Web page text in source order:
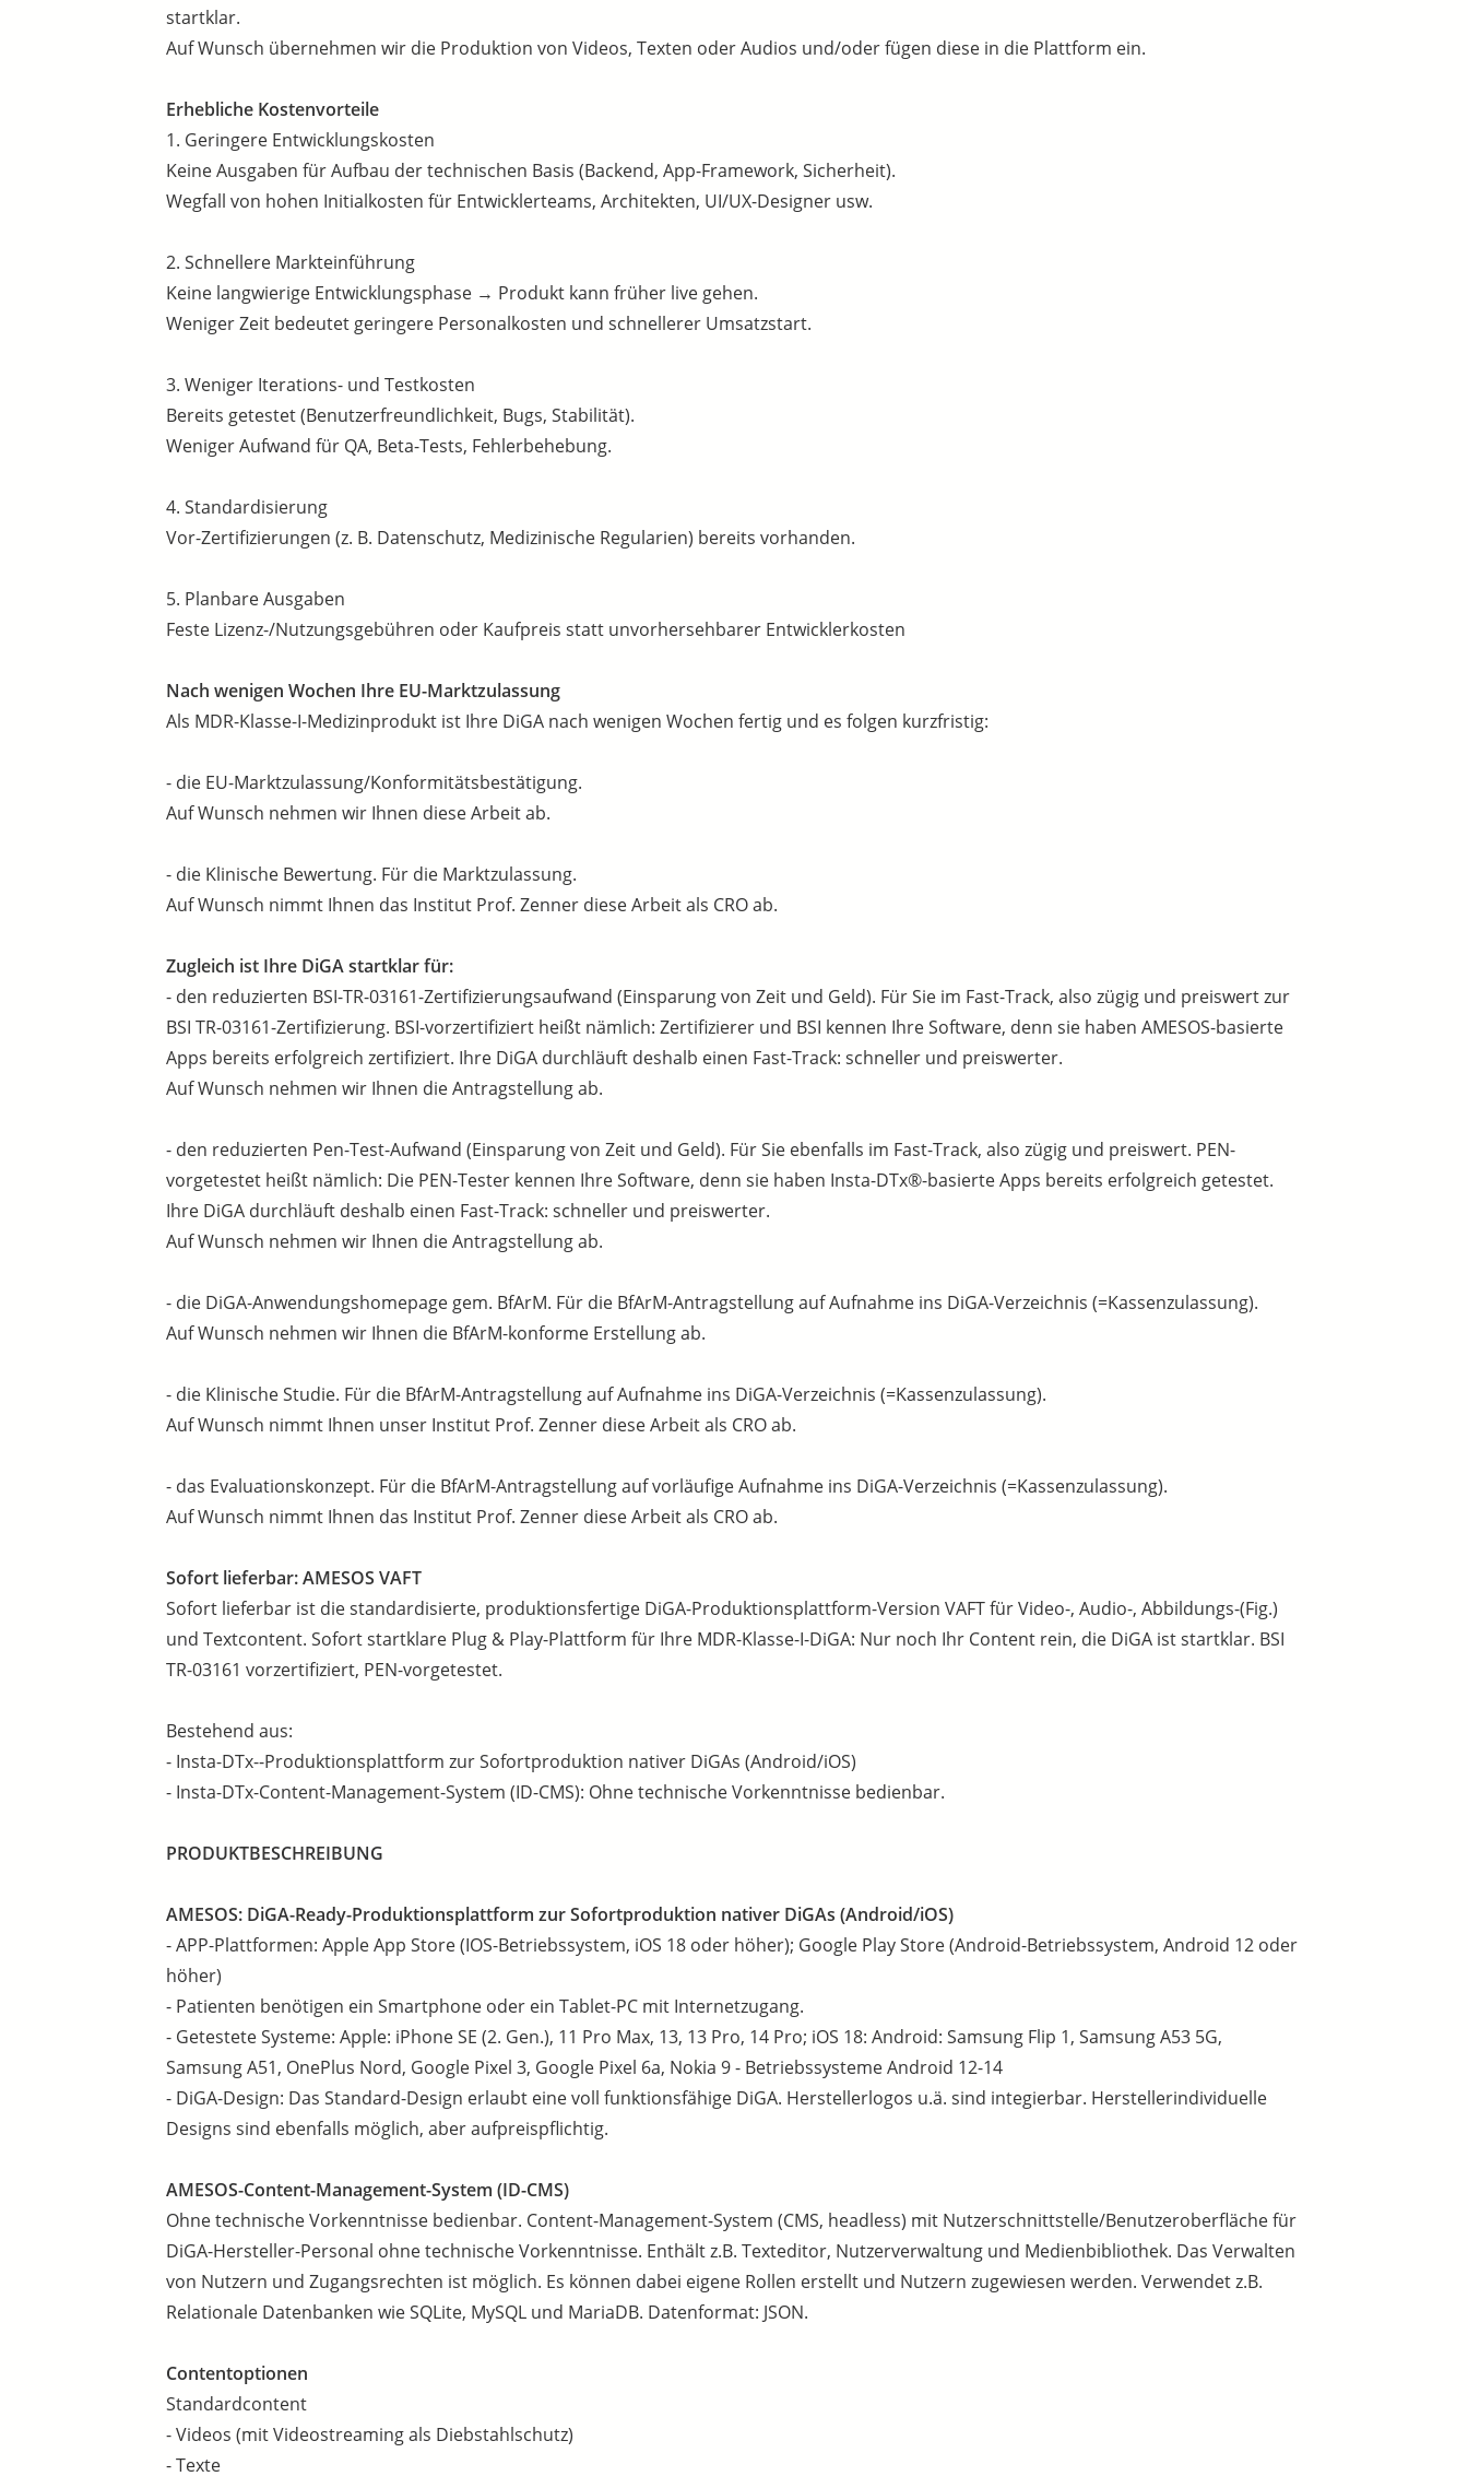
startklar.
Auf Wunsch übernehmen wir die Produktion von Videos, Texten oder Audios und/oder fügen diese in die Plattform ein.
Erhebliche Kostenvorteile
1. Geringere Entwicklungskosten
Keine Ausgaben für Aufbau der technischen Basis (Backend, App-Framework, Sicherheit).
Wegfall von hohen Initialkosten für Entwicklerteams, Architekten, UI/UX-Designer usw.
2. Schnellere Markteinführung
Keine langwierige Entwicklungsphase → Produkt kann früher live gehen.
Weniger Zeit bedeutet geringere Personalkosten und schnellerer Umsatzstart.
3. Weniger Iterations- und Testkosten
Bereits getestet (Benutzerfreundlichkeit, Bugs, Stabilität).
Weniger Aufwand für QA, Beta-Tests, Fehlerbehebung.
4. Standardisierung
Vor-Zertifizierungen (z. B. Datenschutz, Medizinische Regularien) bereits vorhanden.
5. Planbare Ausgaben
Feste Lizenz-/Nutzungsgebühren oder Kaufpreis statt unvorhersehbarer Entwicklerkosten
Nach wenigen Wochen Ihre EU-Marktzulassung
Als MDR-Klasse-I-Medizinprodukt ist Ihre DiGA nach wenigen Wochen fertig und es folgen kurzfristig:
- die EU-Marktzulassung/Konformitätsbestätigung.
Auf Wunsch nehmen wir Ihnen diese Arbeit ab.
- die Klinische Bewertung. Für die Marktzulassung.
Auf Wunsch nimmt Ihnen das Institut Prof. Zenner diese Arbeit als CRO ab.
Zugleich ist Ihre DiGA startklar für:
- den reduzierten BSI-TR-03161-Zertifizierungsaufwand (Einsparung von Zeit und Geld). Für Sie im Fast-Track, also zügig und preiswert zur
BSI TR-03161-Zertifizierung. BSI-vorzertifiziert heißt nämlich: Zertifizierer und BSI kennen Ihre Software, denn sie haben AMESOS-basierte
Apps bereits erfolgreich zertifiziert. Ihre DiGA durchläuft deshalb einen Fast-Track: schneller und preiswerter.
Auf Wunsch nehmen wir Ihnen die Antragstellung ab.
- den reduzierten Pen-Test-Aufwand (Einsparung von Zeit und Geld). Für Sie ebenfalls im Fast-Track, also zügig und preiswert. PEN-
vorgetestet heißt nämlich: Die PEN-Tester kennen Ihre Software, denn sie haben Insta-DTx®-basierte Apps bereits erfolgreich getestet.
Ihre DiGA durchläuft deshalb einen Fast-Track: schneller und preiswerter.
Auf Wunsch nehmen wir Ihnen die Antragstellung ab.
- die DiGA-Anwendungshomepage gem. BfArM. Für die BfArM-Antragstellung auf Aufnahme ins DiGA-Verzeichnis (=Kassenzulassung).
Auf Wunsch nehmen wir Ihnen die BfArM-konforme Erstellung ab.
- die Klinische Studie. Für die BfArM-Antragstellung auf Aufnahme ins DiGA-Verzeichnis (=Kassenzulassung).
Auf Wunsch nimmt Ihnen unser Institut Prof. Zenner diese Arbeit als CRO ab.
- das Evaluationskonzept. Für die BfArM-Antragstellung auf vorläufige Aufnahme ins DiGA-Verzeichnis (=Kassenzulassung).
Auf Wunsch nimmt Ihnen das Institut Prof. Zenner diese Arbeit als CRO ab.
Sofort lieferbar: AMESOS VAFT
Sofort lieferbar ist die standardisierte, produktionsfertige DiGA-Produktionsplattform-Version VAFT für Video-, Audio-, Abbildungs-(Fig.)
und Textcontent. Sofort startklare Plug & Play-Plattform für Ihre MDR-Klasse-I-DiGA: Nur noch Ihr Content rein, die DiGA ist startklar. BSI
TR-03161 vorzertifiziert, PEN-vorgetestet.
Bestehend aus:
- Insta-DTx--Produktionsplattform zur Sofortproduktion nativer DiGAs (Android/iOS)
- Insta-DTx-Content-Management-System (ID-CMS): Ohne technische Vorkenntnisse bedienbar.
PRODUKTBESCHREIBUNG
AMESOS: DiGA-Ready-Produktionsplattform zur Sofortproduktion nativer DiGAs (Android/iOS)
- APP-Plattformen: Apple App Store (IOS-Betriebssystem, iOS 18 oder höher); Google Play Store (Android-Betriebssystem, Android 12 oder
höher)
- Patienten benötigen ein Smartphone oder ein Tablet-PC mit Internetzugang.
- Getestete Systeme: Apple: iPhone SE (2. Gen.), 11 Pro Max, 13, 13 Pro, 14 Pro; iOS 18: Android: Samsung Flip 1, Samsung A53 5G,
Samsung A51, OnePlus Nord, Google Pixel 3, Google Pixel 6a, Nokia 9 - Betriebssysteme Android 12-14
- DiGA-Design: Das Standard-Design erlaubt eine voll funktionsfähige DiGA. Herstellerlogos u.ä. sind integierbar. Herstellerindividuelle
Designs sind ebenfalls möglich, aber aufpreispflichtig.
AMESOS-Content-Management-System (ID-CMS)
Ohne technische Vorkenntnisse bedienbar. Content-Management-System (CMS, headless) mit Nutzerschnittstelle/Benutzeroberfläche für
DiGA-Hersteller-Personal ohne technische Vorkenntnisse. Enthält z.B. Texteditor, Nutzerverwaltung und Medienbibliothek. Das Verwalten
von Nutzern und Zugangsrechten ist möglich. Es können dabei eigene Rollen erstellt und Nutzern zugewiesen werden. Verwendet z.B.
Relationale Datenbanken wie SQLite, MySQL und MariaDB. Datenformat: JSON.
Contentoptionen
Standardcontent
- Videos (mit Videostreaming als Diebstahlschutz)
- Texte